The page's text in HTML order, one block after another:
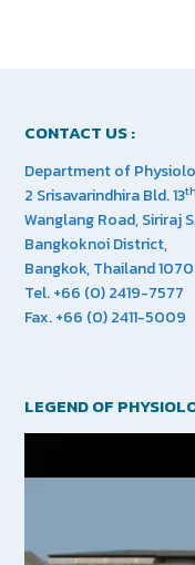
CONTACT US :
Department of
2 Srisavarindhira Bld. 13th
Wanglang Road, Siriraj
Bangkoknoi District,
Bangkok, Thailand
Tel. +66 (0) 2419-7577
Fax. +66 (0) 2411-5009
LEGEND OF